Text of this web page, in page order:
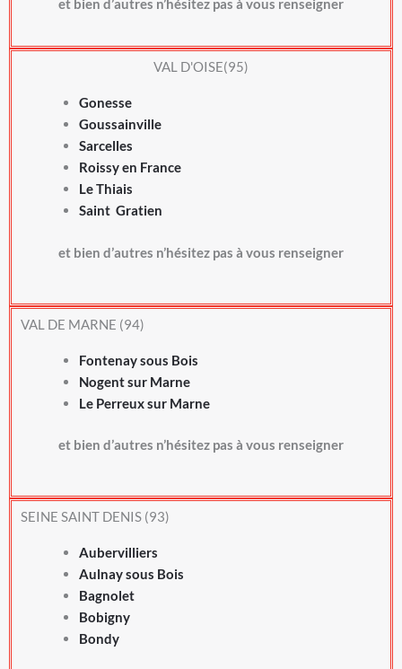
et bien d’autres n’hésitez pas à vous renseigner
VAL D'OISE(95)
Gonesse
Goussainville
Sarcelles
Roissy en France
Le Thiais
Saint Gratien
et bien d’autres n’hésitez pas à vous renseigner
VAL DE MARNE (94)
Fontenay sous Bois
Nogent sur Marne
Le Perreux sur Marne
et bien d’autres n’hésitez pas à vous renseigner
SEINE SAINT DENIS (93)
Aubervilliers
Aulnay sous Bois
Bagnolet
Bobigny
Bondy